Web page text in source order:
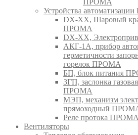
ПРОМА
Устройства
DX-XX, Шаровый
ПРОМА
DX-XX,
АКГ-1А, прибор
герметичности
горелок ПРОМА
БП, блок питания
ЗГП, заслонка
ПРОМА
МЭП, механизм
прямоходный
Реле протока ПРОМА
Вентиляторы